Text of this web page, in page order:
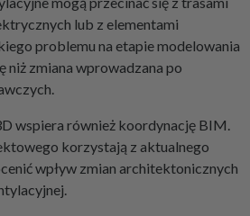
lub z elementami
problemu na etapie modelowania
niż zmiana wprowadzana po
wspiera również koordynację BIM.
korzystają z aktualnego
wpływ zmian architektonicznych